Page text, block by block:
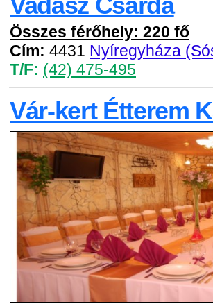
Összes férőhely: 220 fő
Cím: 4431 Nyíregyháza
T/F: (42) 475-495
Vár-kert Étterem